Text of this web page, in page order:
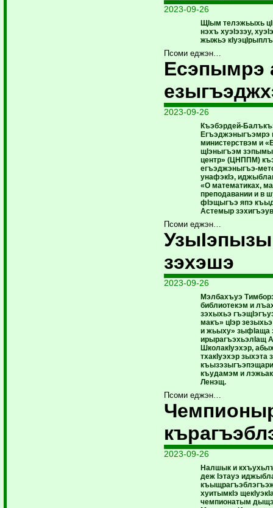
2023-09-26
ЩIым телэжьыхь
нэхъ хуэIэзэу,
жыжьэ
Псоми еджэн…
Есэпымрэ
2023-09-26
Къэбэрдей-
Егъэджэныгъэмрэ
министерствэм и
щIэныгъэм
центр» (ЦНППМ)
егъэджэныгъэ-
унафэкIэ,
«О математиках,
преподавании и в
фIэщыгъэ япэ
Астемыр
Псоми еджэн…
зэхэшэ
2023-09-26
Мэлбахъуэ
библиотекэм и
зэхыхьэ
макъ» цIэр
и жьыху» зыфIаща
ирырагъэхьэлIащ
ШколакIуэхэр,
тхакIуэхэр зыхэта
къудамэм и
Ленэщ.
Псоми еджэн…
2023-09-26
Налшык и
деж Iэтауэ
хуитымкIэ
чемпионатым